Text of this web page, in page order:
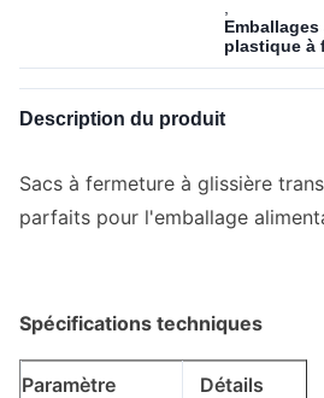
plastique à
Description du produit
Sacs à fermeture à glissière
parfaits pour l'emballage
Spécifications techniques
Paramètre Détails